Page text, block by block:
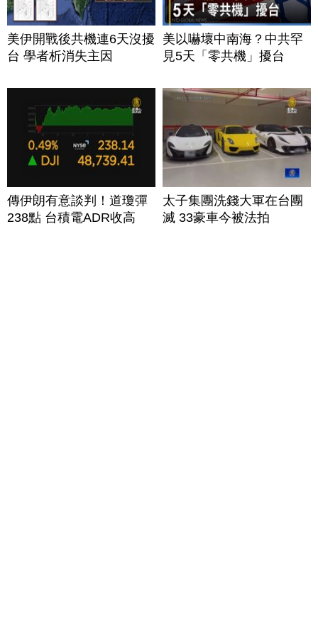
美伊開戰後共機連6天沒擾
台 學者析消失主因
美以嚇壞中南海？中共罕
見5天「零共機」擾台
傳伊朗有意談判！道瓊彈
238點 台積電ADR收高
太子集團洗錢大軍在台團
滅 33豪車今被法拍